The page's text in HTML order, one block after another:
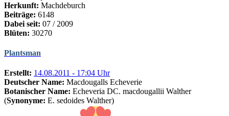
Herkunft: Machdeburch
Beiträge: 6148
Dabei seit: 07 / 2009
Blüten: 30270
Plantsman
Erstellt: 14.08.2011 - 17:04 Uhr
Deutscher Name: Macdougalls Echeverie
Botanischer Name: Echeveria DC. macdougallii Walther
(Synonyme: E. sedoides Walther)